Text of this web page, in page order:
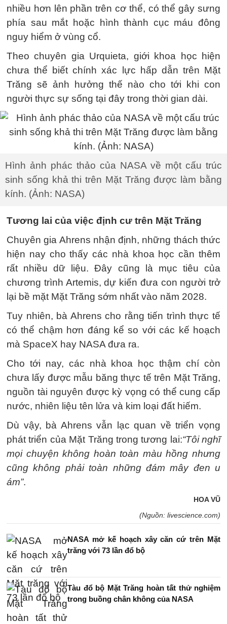
nhiều hơn lên phần trên cơ thể, có thể gây sưng
phía sau mắt hoặc hình thành cục máu đông
nguy hiểm ở vùng cổ.
Theo chuyên gia Urquieta, giới khoa học hiện
chưa thể biết chính xác lực hấp dẫn trên Mặt
Trăng sẽ ảnh hưởng thế nào cho tới khi con
người thực sự sống tại đây trong thời gian dài.
Hình ảnh phác thảo của NASA về một cấu trúc
sinh sống khả thi trên Mặt Trăng được làm bằng
kính. (Ảnh: NASA)
Tương lai của việc định cư trên Mặt Trăng
Chuyên gia Ahrens nhận định, những thách thức
hiện nay cho thấy các nhà khoa học cần thêm
rất nhiều dữ liệu. Đây cũng là mục tiêu của
chương trình Artemis, dự kiến đưa con người trở
lại bề mặt Mặt Trăng sớm nhất vào năm 2028.
Tuy nhiên, bà Ahrens cho rằng tiến trình thực tế
có thể chậm hơn đáng kể so với các kế hoạch
mà SpaceX hay NASA đưa ra.
Cho tới nay, các nhà khoa học thậm chí còn
chưa lấy được mẫu băng thực tế trên Mặt Trăng,
nguồn tài nguyên được kỳ vọng có thể cung cấp
nước, nhiên liệu tên lửa và kim loại đất hiếm.
Dù vậy, bà Ahrens vẫn lạc quan về triển vọng
phát triển của Mặt Trăng trong tương lai:“Tôi nghĩ
mọi chuyện không hoàn toàn màu hồng nhưng
cũng không phải toàn những đám mây đen u
ám”.
HOA VŨ
(Nguồn: livescience.com)
NASA mở kế hoạch xây căn cứ trên Mặt
trăng với 73 lần đổ bộ
Tàu đổ bộ Mặt Trăng hoàn tất thử nghiệm
trong buồng chân không của NASA